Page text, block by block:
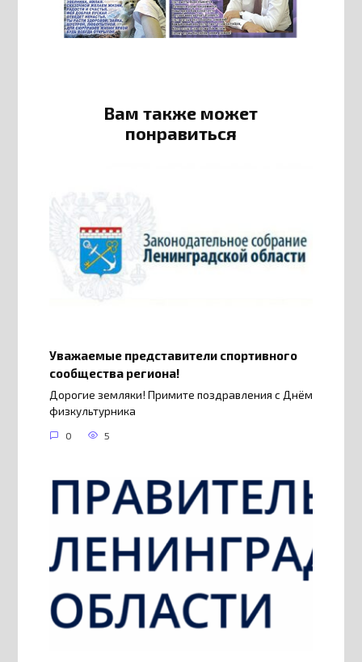
Вам также может
понравиться
Уважаемые представители спортивного
сообщества региона!
Дорогие земляки! Примите поздравления с Днём
физкультурника
0 5